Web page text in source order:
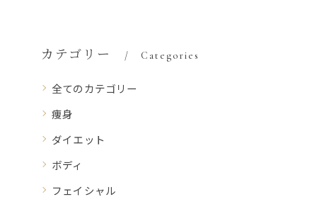
カテゴリー Categories
全てのカテゴリー
痩身
ダイエット
ボディ
フェイシャル